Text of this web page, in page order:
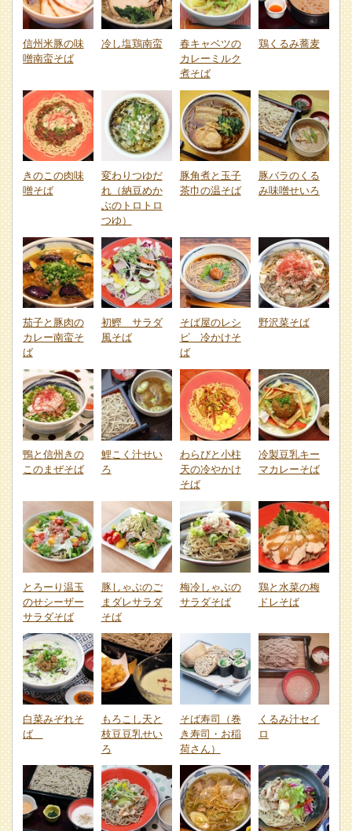
信州米豚の味
噌南蛮そば
冷し塩鶏南蛮
春キャベツの
カレーミルク
煮そば
鶏くるみ蕎麦
きのこの肉味
噌そば
変わりつゆだ
れ（納豆めか
ぶのトロトロ
つゆ）
豚角煮と玉子
茶巾の温そば
豚バラのくる
み味噌せいろ
茄子と豚肉の
カレー南蛮そ
ば
初鰹 サラダ
風そば
そば屋のレシ
ピ 冷かけそ
ば
野沢菜そば
鴨と信州きの
このまぜそば
鯉こく汁せい
ろ
わらびと小柱
天の冷やかけ
そば
冷製豆乳キー
マカレーそば
とろーり温玉
のせシーザー
サラダそば
豚しゃぶのご
まダレサラダ
そば
梅冷しゃぶの
サラダそば
鶏と水菜の梅
ドレそば
白菜みぞれそ
ば
もろこし天と
枝豆豆乳せい
ろ
そば寿司（巻
き寿司・お稲
荷さん）
くるみ汁セイ
ロ